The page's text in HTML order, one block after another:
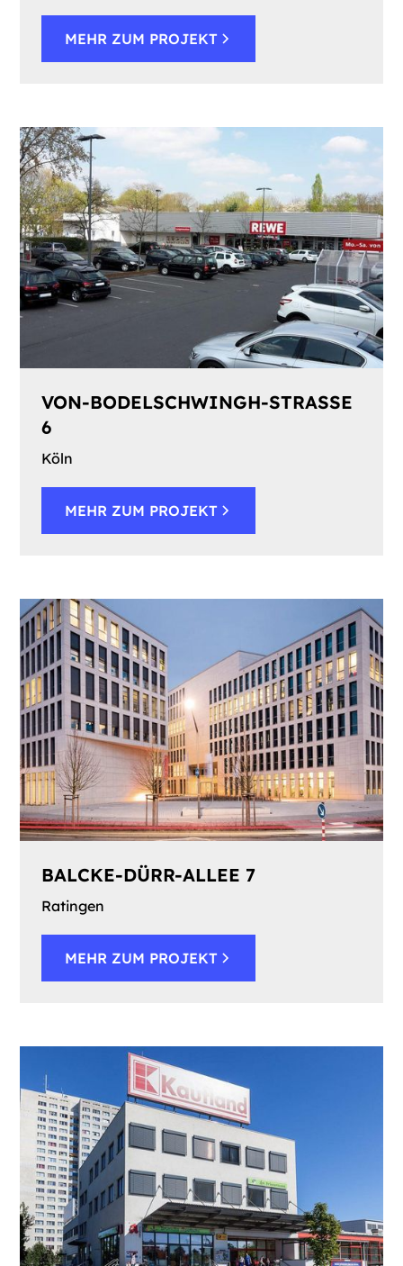
MEHR ZUM PROJEKT
VON-BODELSCHWINGH-STRASSE 6
Köln
MEHR ZUM PROJEKT
BALCKE-DÜRR-ALLEE 7
Ratingen
MEHR ZUM PROJEKT